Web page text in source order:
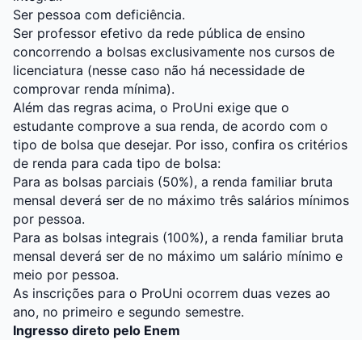
Ser pessoa com deficiência.
Ser professor efetivo da rede pública de ensino
concorrendo a bolsas exclusivamente nos cursos de
licenciatura (nesse caso não há necessidade de
comprovar renda mínima).
Além das regras acima, o ProUni exige que o
estudante comprove a sua renda, de acordo com o
tipo de bolsa que desejar. Por isso, confira os critérios
de renda para cada tipo de bolsa:
Para as bolsas parciais (50%), a renda familiar bruta
mensal deverá ser de no máximo três salários mínimos
por pessoa.
Para as bolsas integrais (100%), a renda familiar bruta
mensal deverá ser de no máximo um salário mínimo e
meio por pessoa.
As inscrições para o ProUni ocorrem duas vezes ao
ano, no primeiro e segundo semestre.
Ingresso direto pelo Enem